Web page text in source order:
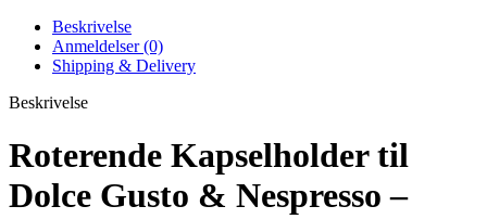
Beskrivelse
Anmeldelser (0)
Shipping & Delivery
Beskrivelse
Roterende Kapselholder til
Dolce Gusto & Nespresso –